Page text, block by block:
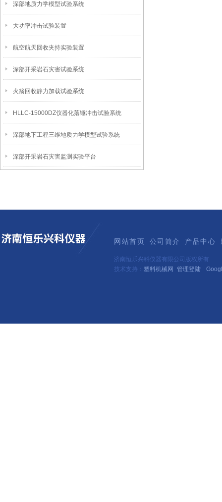
深部地质力学模型试验系统
大功率冲击试验装置
航空航天回收夹持实验装置
深部开采岩石灾害试验系统
火箭回收静力加载试验系统
HLLC-15000DZ仪器化落锤冲击试验系统
深部地下工程三维地质力学模型试验系统
深部开采岩石灾害监测实验平台
网站首页 公司简介 产品中心
济南恒乐兴科仪器有限公司版权所有
技术支持： 塑料机械网 管理登陆